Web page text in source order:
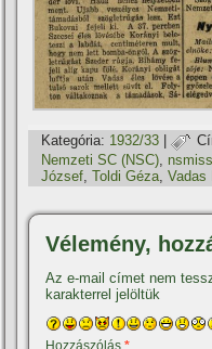
Kategória: 1932/33 |
Nemzeti SC (NSC)
József ,Toldi Géza ,Vadas
Vélemény,
Az e-mail címet nem
karakterrel jelöltük
Hozzászólás*